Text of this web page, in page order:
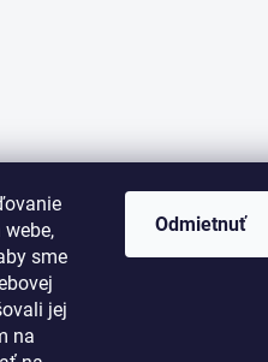
sme
jej
na
Odmietnuť